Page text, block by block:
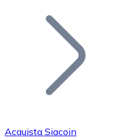
Aggiungi il token del
Acquista Siacoin